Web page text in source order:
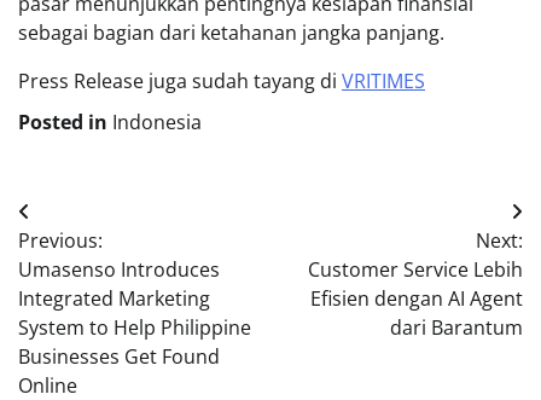
sebagai bagian dari ketahanan jangka panjang.
Press Release juga sudah tayang di VRITIMES
Posted in Indonesia
Post
navigation
Previous:
Umasenso Introduces
Integrated Marketing
System to Help Philippine
Businesses Get Found
Online
Next:
Customer Service Lebih
Efisien dengan AI Agent
dari Barantum